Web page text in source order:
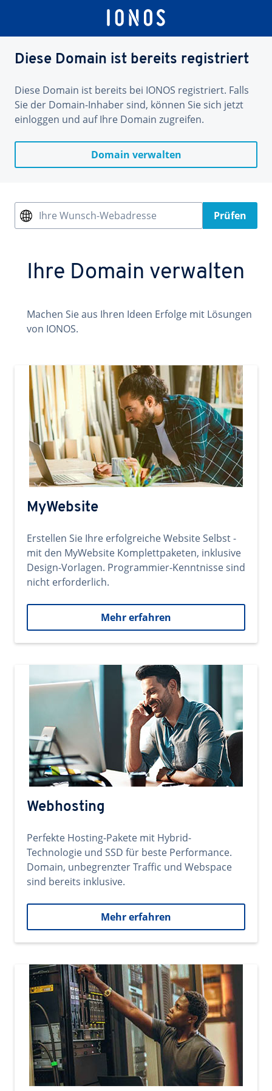
Diese Domain ist bereits registriert
Diese Domain ist bereits bei IONOS registriert. Falls
Sie der Domain-Inhaber sind, können Sie sich jetzt
einloggen und auf Ihre Domain zugreifen.
Domain verwalten
Ihre Wunsch-Webadresse Prüfen
Ihre Domain verwalten
Machen Sie aus Ihren Ideen Erfolge mit Lösungen
von IONOS.
MyWebsite
Erstellen Sie Ihre erfolgreiche Website Selbst -
mit den MyWebsite Komplettpaketen, inklusive
Design-Vorlagen. Programmier-Kenntnisse sind
nicht erforderlich.
Mehr erfahren
Webhosting
Perfekte Hosting-Pakete mit Hybrid-
Technologie und SSD für beste Performance.
Domain, unbegrenzter Traffic und Webspace
sind bereits inklusive.
Mehr erfahren